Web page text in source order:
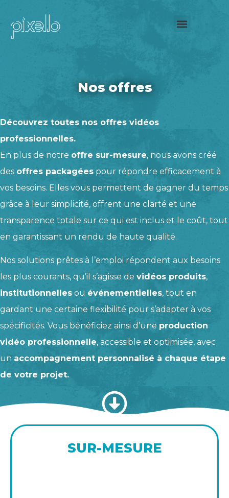
Nos offres
Découvrez toutes nos offres vidéos
professionnelles.
En plus de notre offre sur-mesure, nous avons créé
des offres packagées pour répondre efficacement à
vos besoins. Elles vous permettent de gagner du temps
grâce à leur simplicité, offrent une clarté et une
transparence totale sur ce qui est inclus et le coût, tout
en garantissant un rendu de haute qualité.
Nos solutions prêtes à l’emploi répondent aux besoins
les plus courants, qu’il s’agisse de vidéos produits,
institutionnelles ou événementielles, tout en
gardant une certaine flexibilité pour s’adapter à vos
spécificités. Vous bénéficiez ainsi d’une production
vidéo professionnelle, accessible et optimisée, avec
un accompagnement personnalisé à chaque étape
de votre projet.
SUR-MESURE